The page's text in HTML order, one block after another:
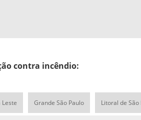
contra incêndio:
Leste Grande São Paulo Litoral de São